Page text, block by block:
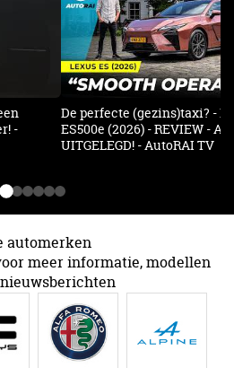
-
De perfecte (gezins)taxi? -
ES500e (2026) - REVIEW -
UITGELEGD! - AutoRAI TV
automerken
meer informatie, modellen